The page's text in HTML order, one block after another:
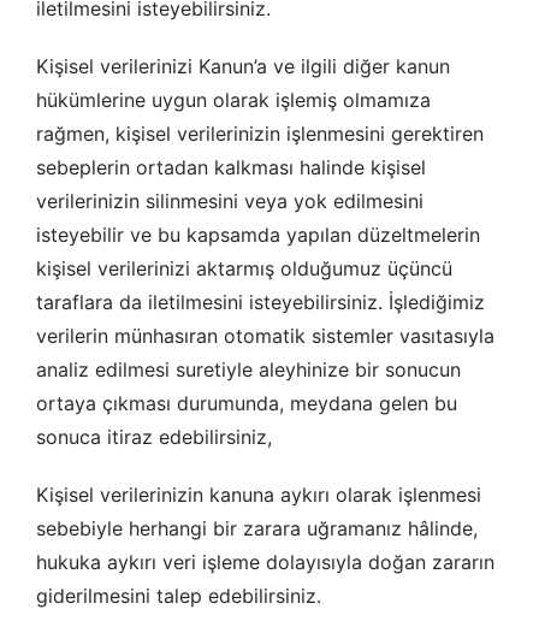
iletilmesini isteyebilirsiniz.
Kişisel verilerinizi Kanun’a ve ilgili diğer kanun
hükümlerine uygun olarak işlemiş olmamıza
rağmen, kişisel verilerinizin işlenmesini gerektiren
sebeplerin ortadan kalkması halinde kişisel
verilerinizin silinmesini veya yok edilmesini
isteyebilir ve bu kapsamda yapılan düzeltmelerin
kişisel verilerinizi aktarmış olduğumuz üçüncü
taraflara da iletilmesini isteyebilirsiniz. İşlediğimiz
verilerin münhasıran otomatik sistemler vasıtasıyla
analiz edilmesi suretiyle aleyhinize bir sonucun
ortaya çıkması durumunda, meydana gelen bu
sonuca itiraz edebilirsiniz,
Kişisel verilerinizin kanuna aykırı olarak işlenmesi
sebebiyle herhangi bir zarara uğramanız hâlinde,
hukuka aykırı veri işleme dolayısıyla doğan zararın
giderilmesini talep edebilirsiniz.